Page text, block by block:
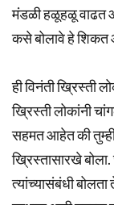
मंडळी हळूहळू वाढत
कसे बोलावे हे शिकत
ही विनंती ख्रिस्ती
ख्रिस्ती लोकांनी
सहमत आहेत की तुम्ही
ख्रिस्तासारखे बोला.
त्यांच्यासंबंधी बोलता